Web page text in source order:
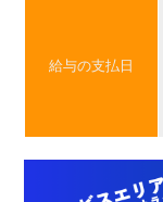
給与の支払日